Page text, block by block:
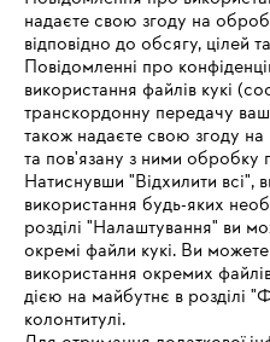
Запитання та відповіді
Сервіс
Політика конфіденційності
IHR BROWSER
UNTERSTÜTZT
Sie nutzen einen Browser, den
надаєте свою згоду на
відповідно до обсягу, цілей
Повідомленні про
використання файлів кукі
транскордонну передачу
також надаєте свою згоду на
та пов'язану з ними обробку
Натиснувши "Відхилити всі",
використання будь-яких
розділі "Налаштування" ви
окремі файли кукі. Ви
використання окремих
дією на майбутнє в розділі
колонтитулі.